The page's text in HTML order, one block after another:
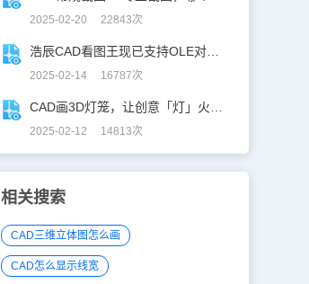
2025-02-20 22843次
2025-02-14 16787次
2025-02-12 14813次
相关搜索
CAD三维立体图怎么画
CAD怎么显示线宽